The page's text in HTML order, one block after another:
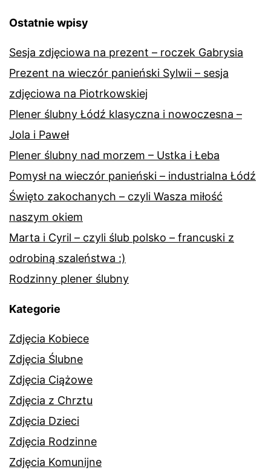
Ostatnie wpisy
Sesja zdjęciowa na prezent – roczek Gabrysia
Prezent na wieczór panieński Sylwii – sesja
zdjęciowa na Piotrkowskiej
Plener ślubny Łódź klasyczna i nowoczesna –
Jola i Paweł
Plener ślubny nad morzem – Ustka i Łeba
Pomysł na wieczór panieński – industrialna Łódź
Święto zakochanych – czyli Wasza miłość
naszym okiem
Marta i Cyril – czyli ślub polsko – francuski z
odrobiną szaleństwa :)
Rodzinny plener ślubny
Kategorie
Zdjęcia Kobiece
Zdjęcia Ślubne
Zdjęcia Ciążowe
Zdjęcia z Chrztu
Zdjęcia Dzieci
Zdjęcia Rodzinne
Zdjęcia Komunijne